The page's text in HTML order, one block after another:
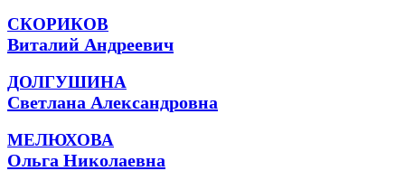
СКОРИКОВ
Виталий Андреевич
ДОЛГУШИНА
Светлана Александровна
МЕЛЮХОВА
Ольга Николаевна